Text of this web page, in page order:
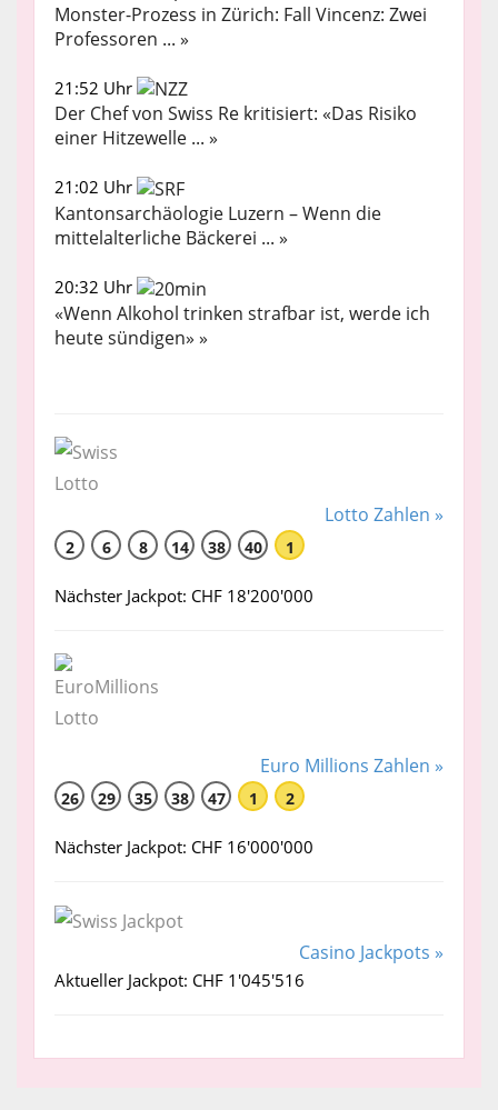
Monster-Prozess in Zürich: Fall Vincenz: Zwei
Professoren ... »
21:52 Uhr
Der Chef von Swiss Re kritisiert: «Das Risiko
einer Hitzewelle ... »
21:02 Uhr
Kantonsarchäologie Luzern – Wenn die
mittelalterliche Bäckerei ... »
20:32 Uhr
«Wenn Alkohol trinken strafbar ist, werde ich
heute sündigen» »
Lotto Zahlen »
2 6 8 14 38 40 1
Nächster Jackpot: CHF 18'200'000
Euro Millions Zahlen »
26 29 35 38 47 1 2
Nächster Jackpot: CHF 16'000'000
Casino Jackpots »
Aktueller Jackpot: CHF 1'045'516